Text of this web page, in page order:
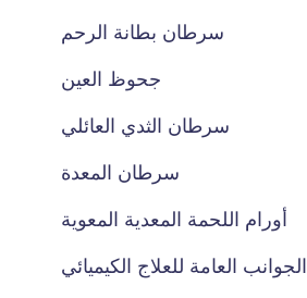
سرطان بطانة الرحم
جحوظ العين
سرطان الثدي العائلي
سرطان المعدة
أورام اللحمة المعدية المعوية
الجوانب العامة للعلاج الكيميائي